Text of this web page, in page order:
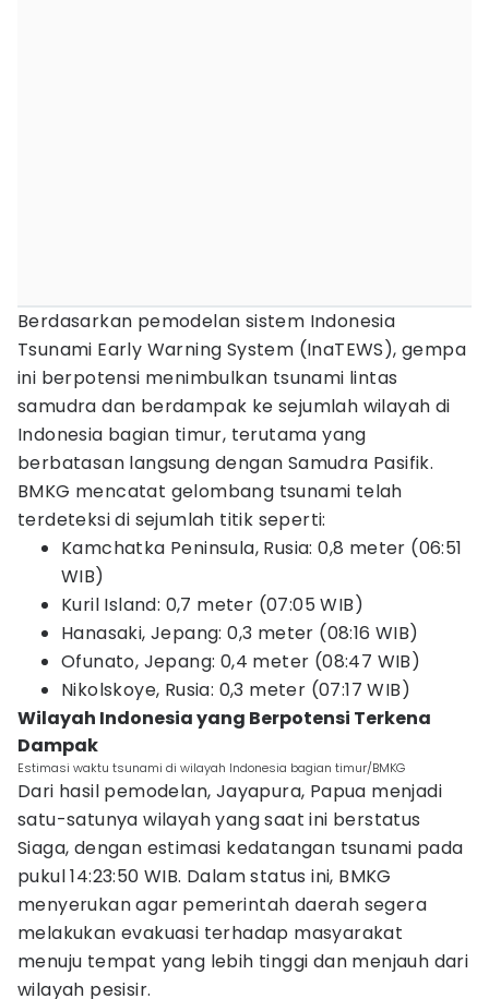
Berdasarkan pemodelan sistem Indonesia
Tsunami Early Warning System (InaTEWS), gempa
ini berpotensi menimbulkan tsunami lintas
samudra dan berdampak ke sejumlah wilayah di
Indonesia bagian timur, terutama yang
berbatasan langsung dengan Samudra Pasifik.
BMKG mencatat gelombang tsunami telah
terdeteksi di sejumlah titik seperti:
Kamchatka Peninsula, Rusia: 0,8 meter (06:51
WIB)
Kuril Island: 0,7 meter (07:05 WIB)
Hanasaki, Jepang: 0,3 meter (08:16 WIB)
Ofunato, Jepang: 0,4 meter (08:47 WIB)
Nikolskoye, Rusia: 0,3 meter (07:17 WIB)
Wilayah Indonesia yang Berpotensi Terkena
Dampak
Estimasi waktu tsunami di wilayah Indonesia bagian timur/BMKG
Dari hasil pemodelan, Jayapura, Papua menjadi
satu-satunya wilayah yang saat ini berstatus
Siaga, dengan estimasi kedatangan tsunami pada
pukul 14:23:50 WIB. Dalam status ini, BMKG
menyerukan agar pemerintah daerah segera
melakukan evakuasi terhadap masyarakat
menuju tempat yang lebih tinggi dan menjauh dari
wilayah pesisir.